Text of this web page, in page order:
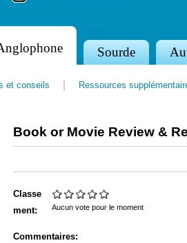
Book or Movie Review &
Classe
ment:
Aucun vote pour le moment
Commentaires:
Sourde
et conseils Ressources